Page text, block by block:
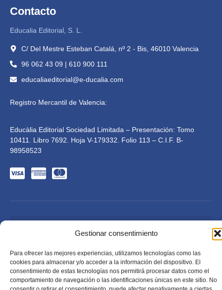
Gestionar consentimiento
Para ofrecer las mejores experiencias, utilizamos tecnologías como las
cookies para almacenar y/o acceder a la información del dispositivo. El
consentimiento de estas tecnologías nos permitirá procesar datos como el
comportamiento de navegación o las identificaciones únicas en este sitio. No
Contacto
Educalia Editorial, S. L.
C/ Del Mestre Esteban Catalá, nº 2 - Bis, 46010 Valencia
96 062 43 09 | 610 900 111
educaliaeditorial@e-ducalia.com
Registro Mercantil de Valencia:
Educàlia Editorial Sociedad Limitada – Presentación: Tomo
10411. Libro 7692. Hoja V-179332. Folio 113 – C.I.F. B-
98958523
Educàlia Editorial S.L. está adaptada en cumplimiento de
la LSSI-CE, RGPD y LOPD. 2023 . Todos los derechos
reservados
Diseñado por Mkolid